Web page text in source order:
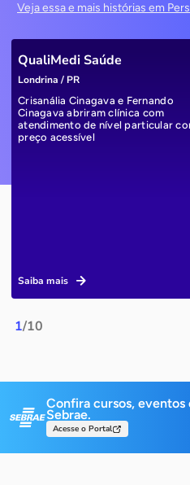
Veja essa e mais histórias em
1/10
QualiMedi Saúde
Londrina / PR
Crisanália Cinagava e Fernando
Cinagava abriram clínica com
atendimento de nível particular
preço acessível
Saiba mais
Confira cursos, eventos
Sebrae.
Acesse o Portal